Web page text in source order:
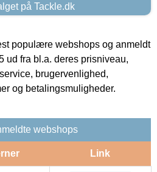
på Tackle.dk
populære webshops og anmeldt
ud fra bl.a. deres prisniveau,
brugervenlighed,
og betalingsmuligheder.
webshops
Link